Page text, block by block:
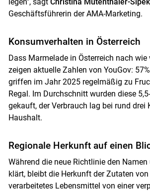
Geschäftsführerin der AMA-Marketing.
Konsumverhalten in Österreich
Dass Marmelade in Österreich nach wie
zeigen aktuelle Zahlen von YouGov:
griffen im Jahr 2025 regelmäßig zu
Regal. Im Durchschnitt wurden diese
gekauft, der Verbrauch lag bei rund drei
Haushalt.
Regionale Herkunft auf einen
Während die neue Richtlinie den
klärt, bleibt die Herkunft der Zutaten
verarbeitetes Lebensmittel von einer